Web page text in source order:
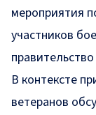
мероприятия
участников
В контексте
ветеранов